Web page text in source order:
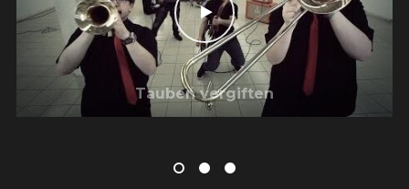
Tauben vergiften